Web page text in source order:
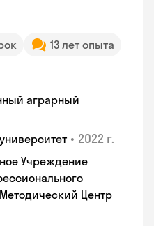
13 лет опыта
аграрный
• 2022 г.
Учреждение
Центр